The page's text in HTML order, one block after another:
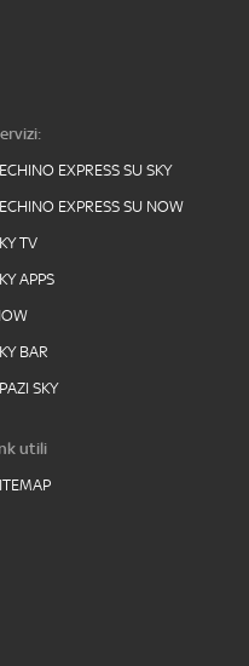
EXPRESS SU SKY
EXPRESS SU NOW
TV
APPS
BAR
SKY
utili